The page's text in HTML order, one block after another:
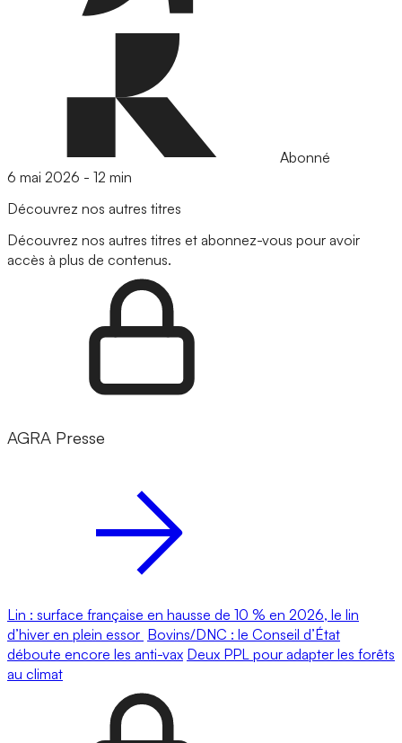
Abonné
6 mai 2026 - 12 min
Découvrez nos autres titres
Découvrez nos autres titres et abonnez-vous pour avoir
accès à plus de contenus.
AGRA Presse
Lin : surface française en hausse de 10 % en 2026, le lin
d’hiver en plein essor Bovins/DNC : le Conseil d’État
déboute encore les anti-vax Deux PPL pour adapter les forêts
au climat